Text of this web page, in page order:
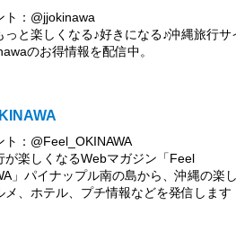
ト：@jjokinawa
っと楽しくなる♪好きになる♪沖縄旅行サ
のお得情報を配信中。
ト：@Feel_OKINAWA
が楽しくなるWebマガジン「Feel
」パイナップル南の島から、沖縄の楽
メ、ホテル、プチ情報などを発信します